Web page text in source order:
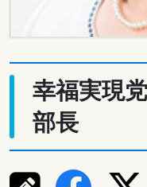
幸福実現
部長